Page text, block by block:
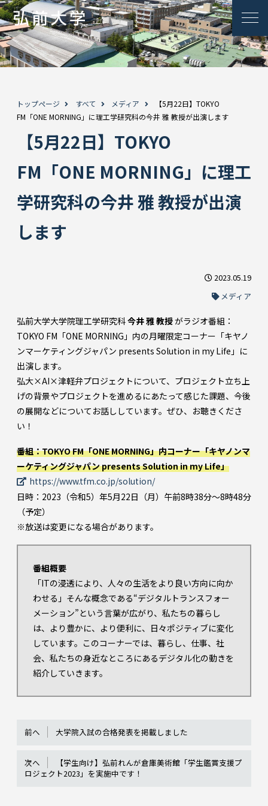
トップページ すべて メディア
【5月22日】TOKYO
FM「ONE MORNING」に理工学研究科の今井 雅 教授が出演します
【5月22日】TOKYO
FM「ONE MORNING」に理工
学研究科の今井 雅 教授が出演
します
2023.05.19
メディア
弘前大学大学院理工学研究科今井 雅 教授がラジオ番組：
TOKYO FM「ONE MORNING」内の月曜限定コーナー「キヤノ
ンマーケティングジャパン presents Solution in my Life」に
出演します。
弘大×AI×津軽弁プロジェクトについて、プロジェクト立ち上
げの背景やプロジェクトを進めるにあたって感じた課題、今後
の展開などについてお話ししています。ぜひ、お聴きくださ
い！
番組：TOKYO FM「ONE MORNING」内コーナー「キヤノンマ
ーケティングジャパン presents Solution in my Life」
https://www.tfm.co.jp/solution/
日時：2023（令和5）年5月22日（月）午前8時38分～8時48分
（予定）
※放送は変更になる場合があります。
番組概要
「ITの浸透により、人々の生活をより良い方向に向か
わせる」そんな概念である“デジタルトランスフォー
メーション”という言葉が広がり、私たちの暮らし
は、より豊かに、より便利に、日々ポジティブに変化
しています。このコーナーでは、暮らし、仕事、社
会、私たちの身近なところにあるデジタル化の動きを
紹介していきます。
前へ 大学院入試の合格発表を掲載しました
次へ
【学生向け】弘前れんが倉庫美術館「学生鑑賞支援プ
ロジェクト2023」を実施中です！